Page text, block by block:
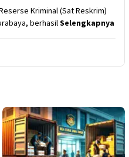
Kriminal (Sat Reskrim)
berhasilSelengkapnya